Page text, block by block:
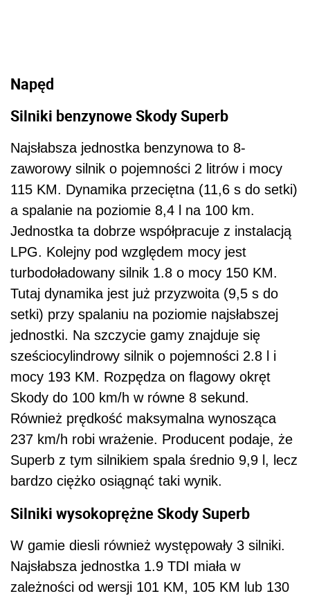
Napęd
Silniki benzynowe Skody Superb
Najsłabsza jednostka benzynowa to 8-
zaworowy silnik o pojemności 2 litrów i mocy
115 KM. Dynamika przeciętna (11,6 s do setki)
a spalanie na poziomie 8,4 l na 100 km.
Jednostka ta dobrze współpracuje z instalacją
LPG. Kolejny pod względem mocy jest
turbodoładowany silnik 1.8 o mocy 150 KM.
Tutaj dynamika jest już przyzwoita (9,5 s do
setki) przy spalaniu na poziomie najsłabszej
jednostki. Na szczycie gamy znajduje się
sześciocylindrowy silnik o pojemności 2.8 l i
mocy 193 KM. Rozpędza on flagowy okręt
Skody do 100 km/h w równe 8 sekund.
Również prędkość maksymalna wynosząca
237 km/h robi wrażenie. Producent podaje, że
Superb z tym silnikiem spala średnio 9,9 l, lecz
bardzo ciężko osiągnąć taki wynik.
Silniki wysokoprężne Skody Superb
W gamie diesli również występowały 3 silniki.
Najsłabsza jednostka 1.9 TDI miała w
zależności od wersji 101 KM, 105 KM lub 130